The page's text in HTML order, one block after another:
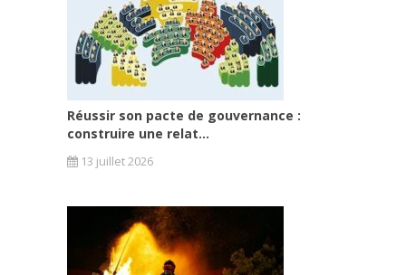
Réussir son pacte de gouvernance :
construire une relat...
13 juillet 2026